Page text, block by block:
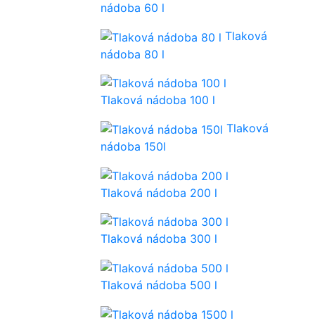
nádoba 60 l
Tlaková
nádoba 80 l
Tlaková nádoba 100 l
Tlaková
nádoba 150l
Tlaková nádoba 200 l
Tlaková nádoba 300 l
Tlaková nádoba 500 l